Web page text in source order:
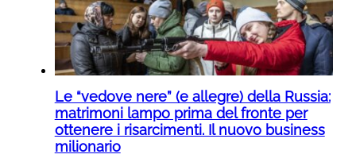
Le “vedove nere” (e allegre) della Russia:
matrimoni lampo prima del fronte per
ottenere i risarcimenti. Il nuovo business
milionario